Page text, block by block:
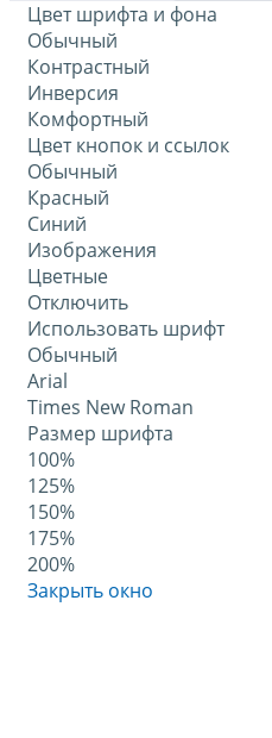
Цвет шрифта и фона
Обычный
Контрастный
Инверсия
Комфортный
Цвет кнопок и ссылок
Обычный
Красный
Синий
Изображения
Цветные
Отключить
Использовать шрифт
Обычный
Arial
Times New Roman
Размер шрифта
100%
125%
150%
175%
200%
Закрыть окно